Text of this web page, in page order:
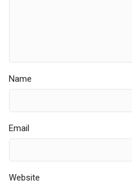
Name
Email
Website